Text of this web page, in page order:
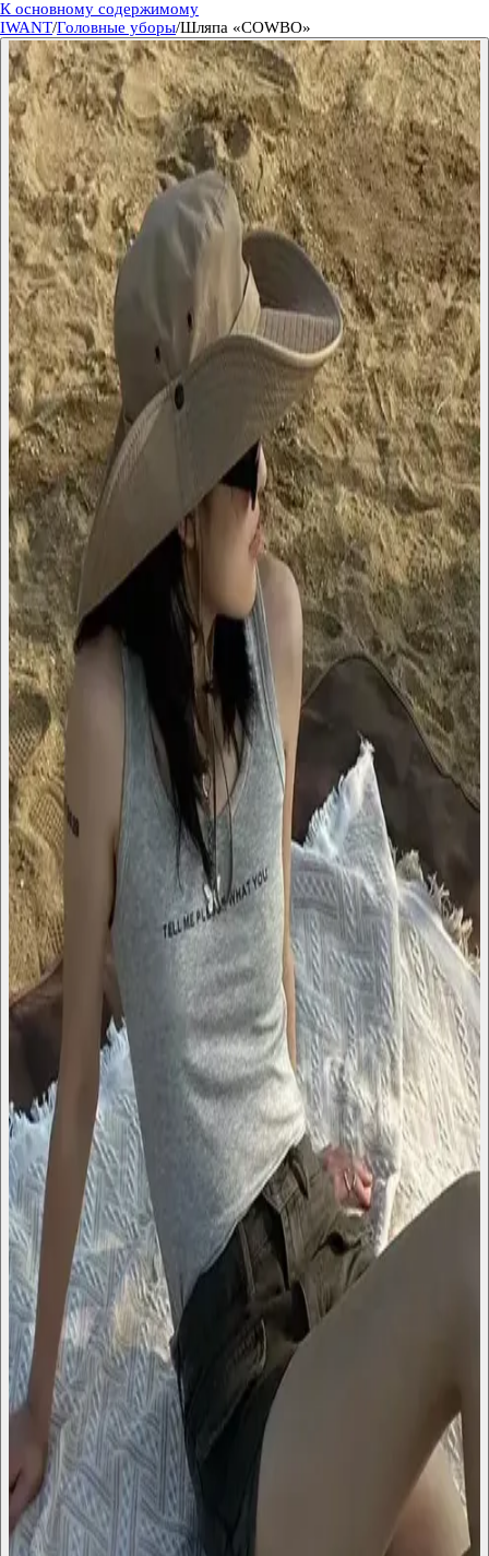
К основному содержимому
IWANT/Головные уборы/Шляпа «COWBO»